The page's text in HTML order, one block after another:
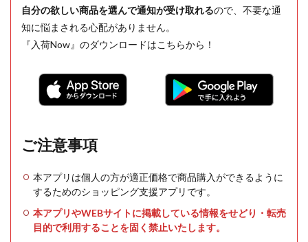
自分の欲しい商品を選んで通知が受け取れるので、不要な通
知に悩まされる心配がありません。
『入荷Now』のダウンロードはこちらから！
ご注意事項
本アプリは個人の方が適正価格で商品購入ができるように
するためのショッピング支援アプリです。
本アプリやWEBサイトに掲載している情報をせどり・転売
目的で利用することを固く禁止いたします。